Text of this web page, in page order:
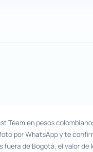
Team en pesos
por WhatsApp y te
fuera de Bogotá, el valor de